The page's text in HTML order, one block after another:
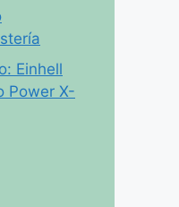
Einhell
Power X-